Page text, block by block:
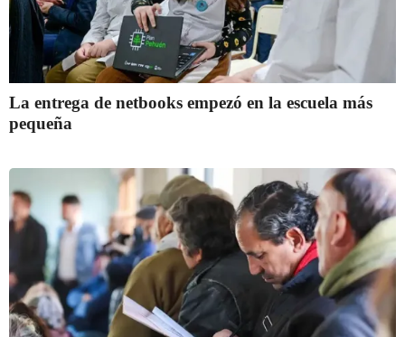
La entrega de netbooks empezó en la escuela más
pequeña